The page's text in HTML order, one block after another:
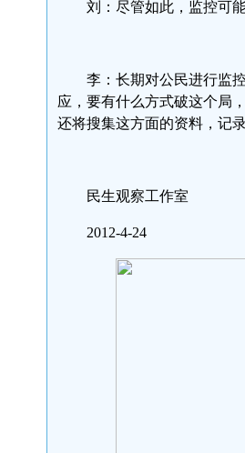
刘：尽管如此，监控可
李：长期对公民进行监
应，要有什么方式破这个局
还将搜集这方面的资料，记
民生观察工作室
2012-4-24